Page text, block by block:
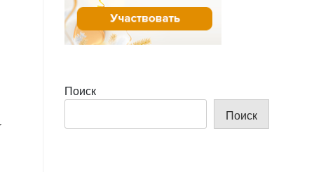
Поиск
Поиск